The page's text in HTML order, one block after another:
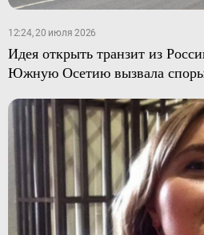
12:24, 20 июля 2026
Идея открыть транзит из
Южную Осетию вызвала